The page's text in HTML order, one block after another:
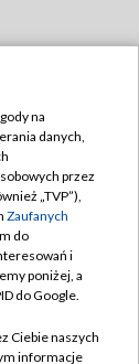
na
danych,
przez
„TVP”),
Zaufanych
do
i
poniżej, a
do Google.
Ciebie naszych
informacje